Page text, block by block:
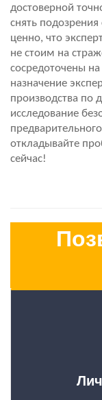
достоверной
снять
ценно, что
не стоим на
сосредоточены
назначение
производства по
исследование
откладывайте
сейчас!